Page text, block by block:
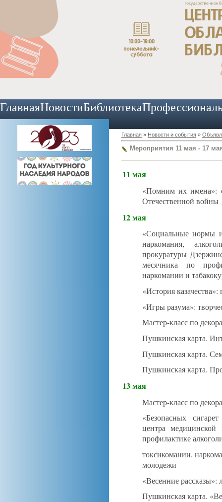
ГлавнаяНовостиБиблиотека
Главная » Новости и события »
Мероприятия 11 мая - 17
11 мая
«Помним их имена»:
Отечественной войны
12 мая
«Социальные нормы и
наркомания,
прокуратуры
месячника по
наркомании и
«История казачества»:
«Игры разума»:
Мастер-класс по
Пушкинская карта.
Пушкинская карта.
Пушкинская карта.
13 мая
Мастер-класс по
«Безопасных
центра
профилактике
токсикомании,
молодежи
«Весенние рассказы»:
Пушкинская карта.